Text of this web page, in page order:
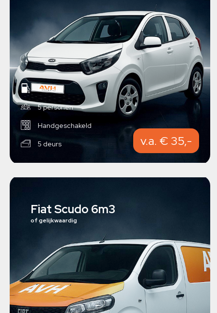
Benzine
5 personen
Handgeschakeld
5 deurs v.a. € 35,-
Fiat Scudo 6m3
of gelijkwaardig